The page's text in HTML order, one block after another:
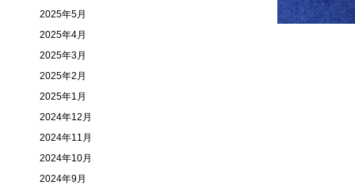
2025年5月
2025年4月
2025年3月
2025年2月
2025年1月
2024年12月
2024年11月
2024年10月
2024年9月